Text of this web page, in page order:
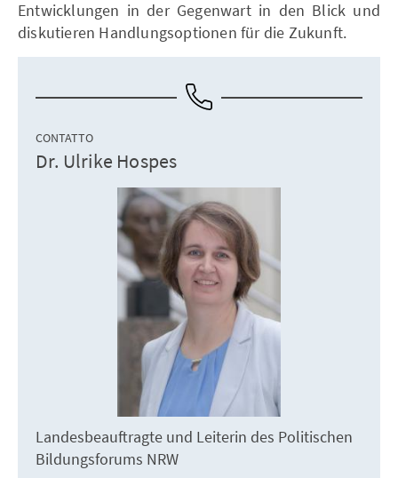
Entwicklungen in der Gegenwart in den Blick und
diskutieren Handlungsoptionen für die Zukunft.
CONTATTO
Dr. Ulrike Hospes
Landesbeauftragte und Leiterin des Politischen
Bildungsforums NRW